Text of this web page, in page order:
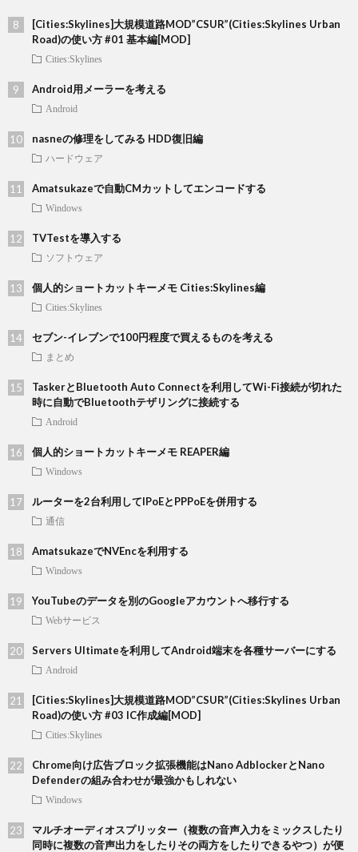
[Cities:Skylines]大規模道路MOD”CSUR”(Cities:Skylines Urban
Road)の使い方 #01 基本編[MOD]
Cities:Skylines
Android用メーラーを考える
Android
nasneの修理をしてみる HDD復旧編
ハードウェア
Amatsukazeで自動CMカットしてエンコードする
Windows
TVTestを導入する
ソフトウェア
個人的ショートカットキーメモ Cities:Skylines編
Cities:Skylines
セブン-イレブンで100円程度で買えるものを考える
まとめ
TaskerとBluetooth Auto Connectを利用してWi-Fi接続が切れた
時に自動でBluetoothテザリングに接続する
Android
個人的ショートカットキーメモ REAPER編
Windows
ルーターを2台利用してIPoEとPPPoEを併用する
通信
AmatsukazeでNVEncを利用する
Windows
YouTubeのデータを別のGoogleアカウントへ移行する
Webサービス
Servers Ultimateを利用してAndroid端末を各種サーバーにする
Android
[Cities:Skylines]大規模道路MOD”CSUR”(Cities:Skylines Urban
Road)の使い方 #03 IC作成編[MOD]
Cities:Skylines
Chrome向け広告ブロック拡張機能はNano AdblockerとNano
Defenderの組み合わせが最強かもしれない
Windows
マルチオーディオスプリッター（複数の音声入力をミックスしたり
同時に複数の音声出力をしたりその両方をしたりできるやつ）が便